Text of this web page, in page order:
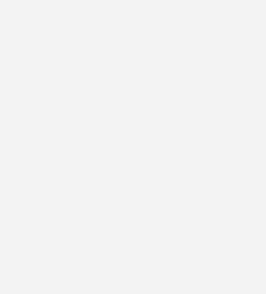
FESTMODE MIT KOMPETENTER